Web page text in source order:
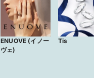
ENUOVE (イノー
ヴェ)
Tis